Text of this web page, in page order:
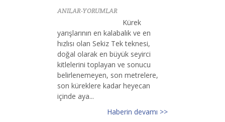
ANILAR-YORUMLAR
Kürek
yarışlarının en kalabalık ve en
hızlısı olan Sekiz Tek teknesi,
doğal olarak en büyük seyirci
kitlelerini toplayan ve sonucu
belirlenemeyen, son metrelere,
son küreklere kadar heyecan
içinde aya...
Haberin devamı >>